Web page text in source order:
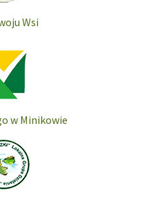
Wsi
w Minikowie